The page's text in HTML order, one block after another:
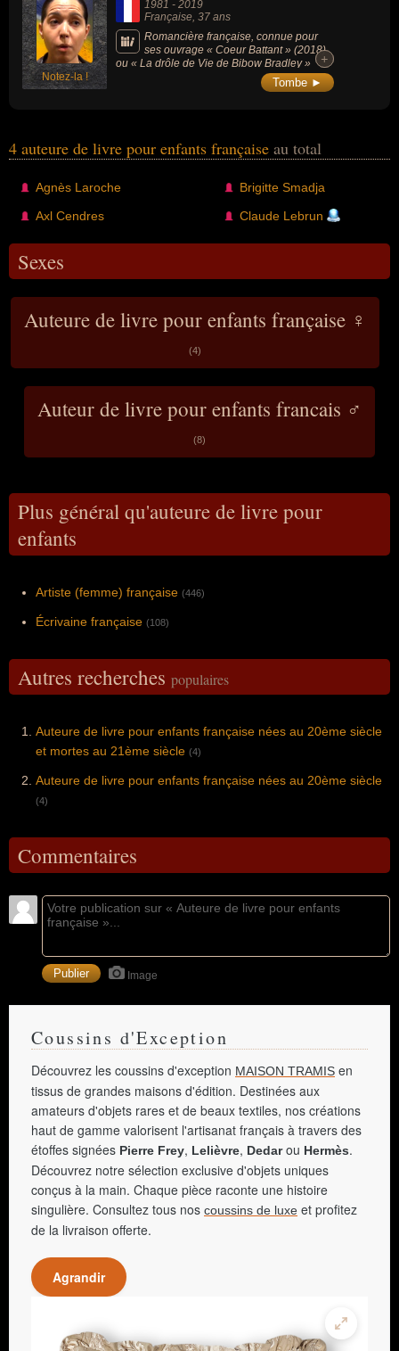
Notez-la !
1981 - 2019
Française , 37 ans
Romancière française, connue pour
ses ouvrage « Coeur Battant » (2018)
ou « La drôle de Vie de Bibow Bradley »
+
+
Tombe ►
4 auteure de livre pour enfants française au total
Agnès Laroche
Axl Cendres
Brigitte Smadja
Claude Lebrun
Sexes
Auteure de livre pour enfants française ♀
(4)
Auteur de livre pour enfants francais ♂
(8)
Plus général qu'auteure de livre pour
enfants
Artiste (femme) française (446)
Écrivaine française (108)
Autres recherches populaires
Auteure de livre pour enfants française nées au 20ème siècle
et mortes au 21ème siècle (4)
Auteure de livre pour enfants française nées au 20ème siècle
(4)
Commentaires
Image
Coussins d'Exception
Découvrez les coussins d'exception MAISON TRAMIS en
tissus de grandes maisons d'édition. Destinées aux
amateurs d'objets rares et de beaux textiles, nos créations
haut de gamme valorisent l'artisanat français à travers des
étoffes signées Pierre Frey, Lelièvre, Dedarou Hermès.
Découvrez notre sélection exclusive d'objets uniques
conçus à la main. Chaque pièce raconte une histoire
singulière. Consultez tous nos coussins de luxe et profitez
de la livraison offerte.
Agrandir